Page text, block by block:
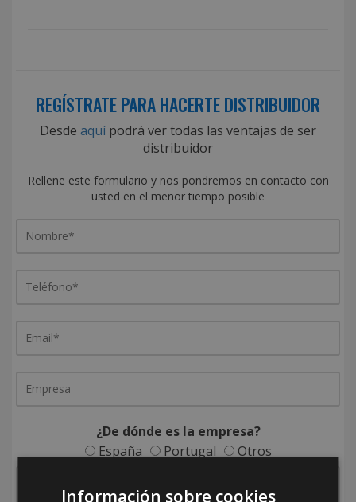
REGÍSTRATE PARA HACERTE DISTRIBUIDOR
Desde aquípodrá ver todas las ventajas de ser
distribuidor
Rellene este formulario y nos pondremos en contacto con
usted en el menor tiempo posible
¿De dónde es la empresa?
España
Portugal Otros
Información sobre cookies